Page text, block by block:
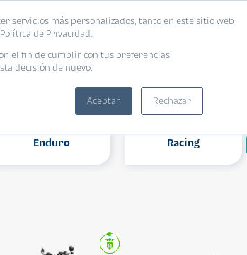
servicios más personalizados, tanto en este sitio web
de Privacidad.
el fin de cumplir con tus preferencias,
decisión de nuevo.
Aceptar Rechazar
Enduro Racing